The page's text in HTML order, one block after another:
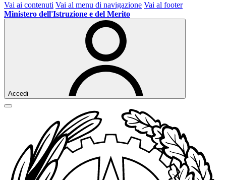
Vai ai contenuti Vai al menu di navigazione Vai al footer
Ministero dell'Istruzione e del Merito
Accedi